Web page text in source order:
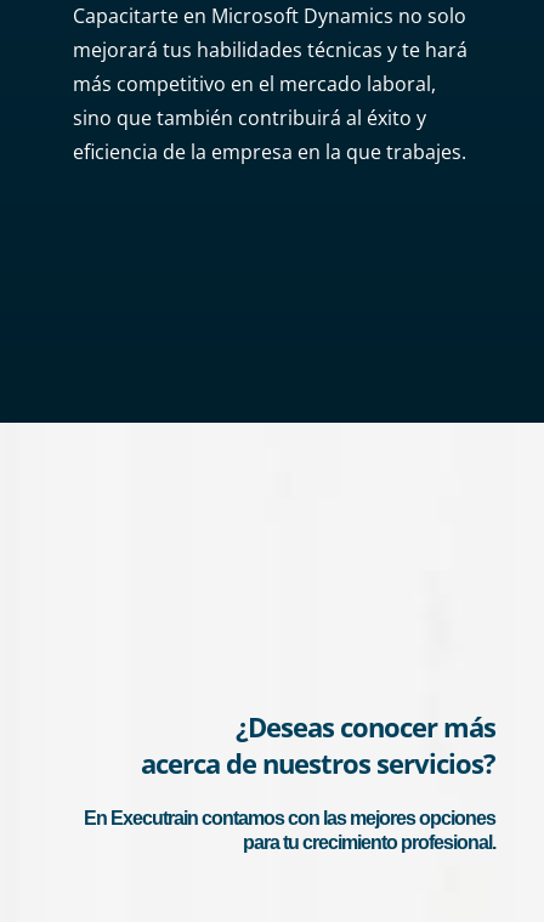
Capacitarte en Microsoft Dynamics no solo
mejorará tus habilidades técnicas y te hará
más competitivo en el mercado laboral,
sino que también contribuirá al éxito y
eficiencia de la empresa en la que trabajes.
¿Deseas conocer más
acerca de nuestros servicios?
En Executrain contamos con las mejores opciones
para tu crecimiento profesional.